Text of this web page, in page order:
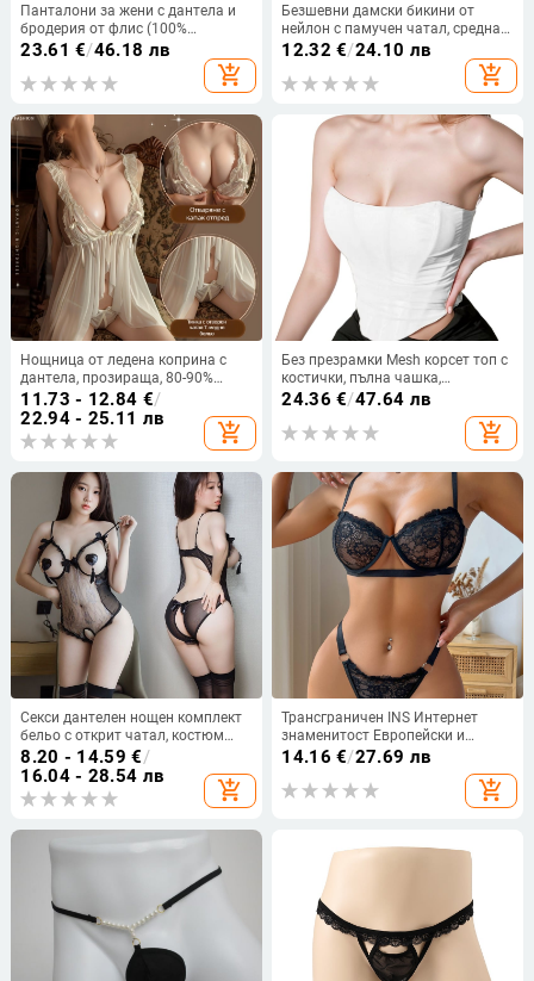
Панталони за жени с дантела и
бродерия от флис (100%
полиестер, 3D ефект, ниска талия,
подплата от бамбуково влакно)
23.61 €/46.18 лв
add_shopping_cart
Безшевни дамски бикини от
нейлон с памучен чатал, средна
талия, дишащи, оформящи
тялото и повдигащи задните
части
12.32 €/24.10 лв
add_shopping_cart
Нощница от ледена коприна с
дантела, прозираща, 80-90%
полиестер, сладък женски стил
11.73 - 12.84 €/
22.94 - 25.11 лв
add_shopping_cart
Без презрамки Mesh корсет топ с
костички, пълна чашка,
оформяне на тялото,
24.36 €/47.64 лв
add_shopping_cart
Секси дантелен нощен комплект
бельо с открит чатал, костюм
камериерка за ролеви игри
8.20 - 14.59 €/
16.04 - 28.54 лв
add_shopping_cart
Трансграничен INS Интернет
знаменитост Европейски и
американски дантелен бродиран
перспективен секси бельо от 2
14.16 €/27.69 лв
add_shopping_cart